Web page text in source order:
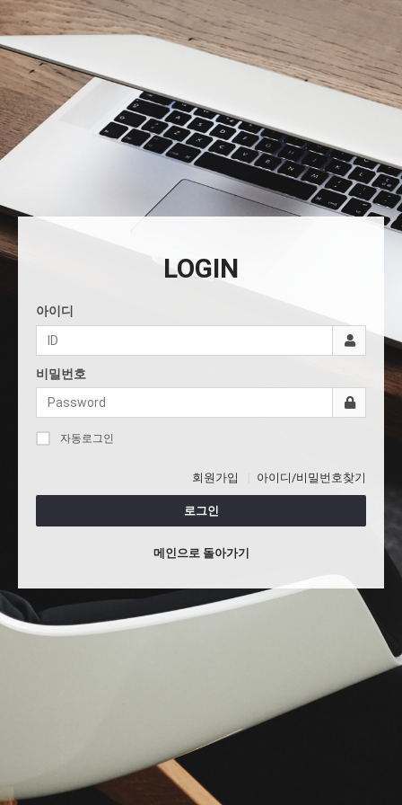
LOGIN
아이디
비밀번호
자동로그인
회원가입 아이디/비밀번호찾기
로그인
메인으로 돌아가기